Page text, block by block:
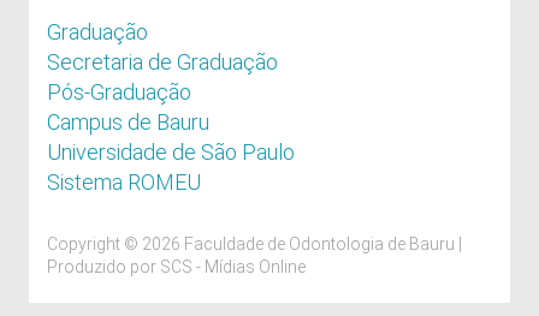
Graduação
Secretaria de Graduação
Pós-Graduação
Campus de Bauru
Universidade de São Paulo
Sistema ROMEU
Copyright © 2026 Faculdade de Odontologia de Bauru |
Produzido por SCS - Mídias Online